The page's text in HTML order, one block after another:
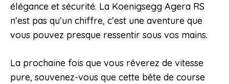
élégance et sécurité. La Koenigsegg Agera RS
n’est pas qu’un chiffre, c’est une aventure que
vous pouvez presque ressentir sous vos mains.
La prochaine fois que vous rêverez de vitesse
pure, souvenez-vous que cette bête de course